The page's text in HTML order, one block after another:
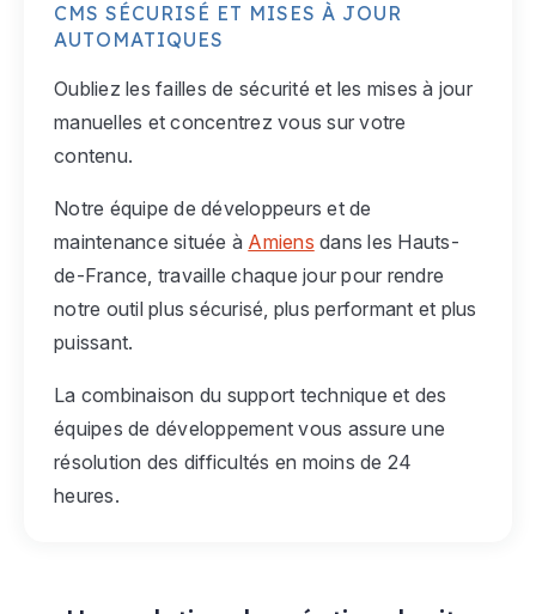
CMS SÉCURISÉ ET MISES À JOUR
AUTOMATIQUES
Oubliez les failles de sécurité et les mises à jour
manuelles et concentrez vous sur votre
contenu.
Notre équipe de développeurs et de
maintenance située à Amiens dans les Hauts-
de-France, travaille chaque jour pour rendre
notre outil plus sécurisé, plus performant et plus
puissant.
La combinaison du support technique et des
équipes de développement vous assure une
résolution des difficultés en moins de 24
heures.